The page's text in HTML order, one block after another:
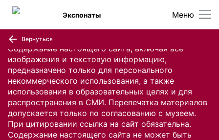
Содержание настоящего сайта, включая все
изображения и текстовую информацию,
предназначено только для персонального
некоммерческого использования, а также
использования в образовательных целях и для
распространения в СМИ. Перепечатка материалов
допускается только по согласованию с музеем.
При цитировании ссылка на сайт обязательна.
Содержание настоящего сайта не может быть
Меню
Экспонаты
Вернуться